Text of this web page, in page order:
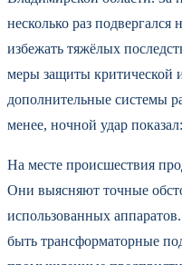
несколько раз
избежать тяжёлых
меры защиты критической
дополнительные системы
менее, ночной удар
На месте происшествия
Они выясняют точные
использованных
быть трансформаторные